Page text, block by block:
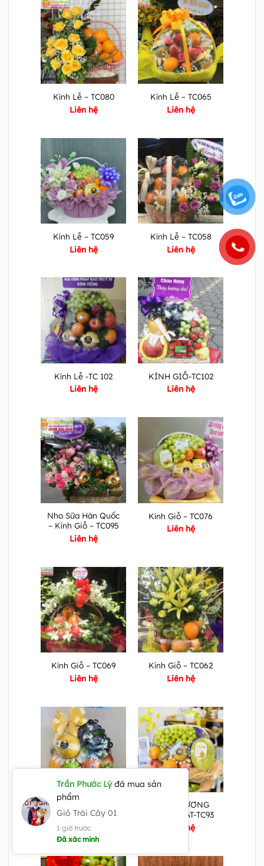
Kính Lễ – TC080
Liên hệ
Kính Lễ – TC065
Liên hệ
Kính Lễ – TC059
Liên hệ
Kính Lễ – TC058
Liên hệ
Kính Lễ -TC 102
Liên hệ
KÍNH GIỖ-TC102
Liên hệ
Nho Sữa Hàn Quốc
– Kính Giỗ – TC095
Liên hệ
Kính Giỗ – TC076
Liên hệ
Kính Giỗ – TC069
Liên hệ
Kính Giỗ – TC062
Liên hệ
KÍNH GIỖ – TC 103
Liên hệ
KHAI TRƯƠNG
HỒNG PHÁT-TC93
Liên hệ
Trần Phước Lýđã mua sản
phẩm
Giỏ Trái Cây 01
1 giờ trước
Đã xác minh